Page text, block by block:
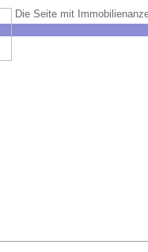
Die Seite mit